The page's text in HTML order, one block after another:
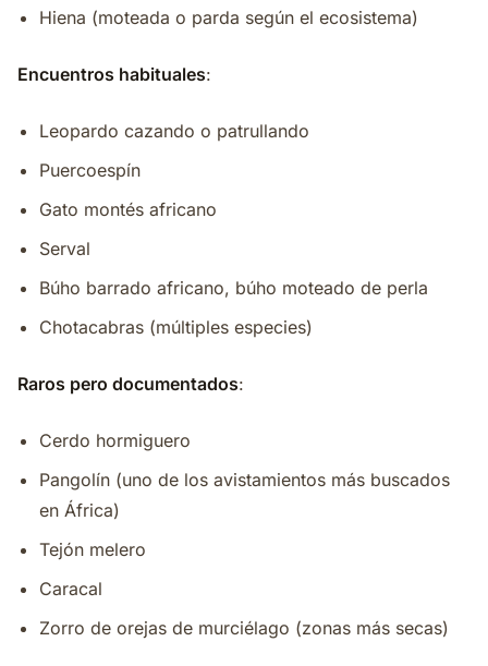
Hiena (moteada o parda según el ecosistema)
Encuentros habituales:
Leopardo cazando o patrullando
Puercoespín
Gato montés africano
Serval
Búho barrado africano, búho moteado de perla
Chotacabras (múltiples especies)
Raros pero documentados:
Cerdo hormiguero
Pangolín (uno de los avistamientos más buscados
en África)
Tejón melero
Caracal
Zorro de orejas de murciélago (zonas más secas)